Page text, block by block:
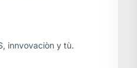
innvovaciòn y tù.